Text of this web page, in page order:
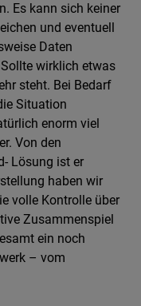
Es kann sich keiner
und eventuell
Daten
wirklich etwas
steht. Bei Bedarf
Situation
enorm viel
Von den
Lösung ist er
haben wir
volle Kontrolle über
Zusammenspiel
ein noch
– vom